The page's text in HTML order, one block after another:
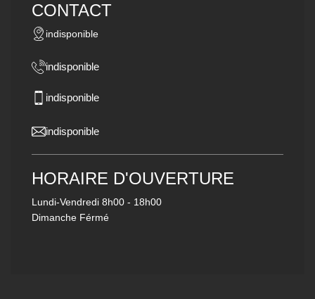
CONTACT
indisponible
indisponible
indisponible
indisponible
HORAIRE D'OUVERTURE
Lundi-Vendredi 8h00 - 18h00
Dimanche Férmé